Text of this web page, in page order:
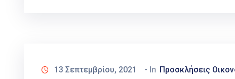
13 Σεπτεμβρίου, 2021 - In Προσκλήσεις